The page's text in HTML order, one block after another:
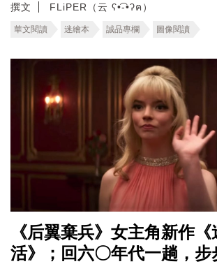
撰文 FLiPER（云 ʕ•͡-•ʔฅ）
華文閱讀 迷繪本 誠品專欄 圖像閱讀
《后翼棄兵》女主角新作
活》；回六〇年代一趟，步